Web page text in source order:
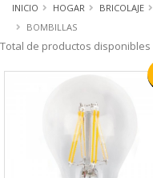
INICIO HOGAR BRICOLAJE
BOMBILLAS
Total de productos disponibles